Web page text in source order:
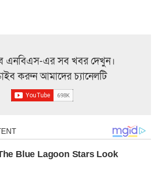
এনবিএস-এর সব খবর দেখুন।
করুন আমাদের চ্যানেলটি